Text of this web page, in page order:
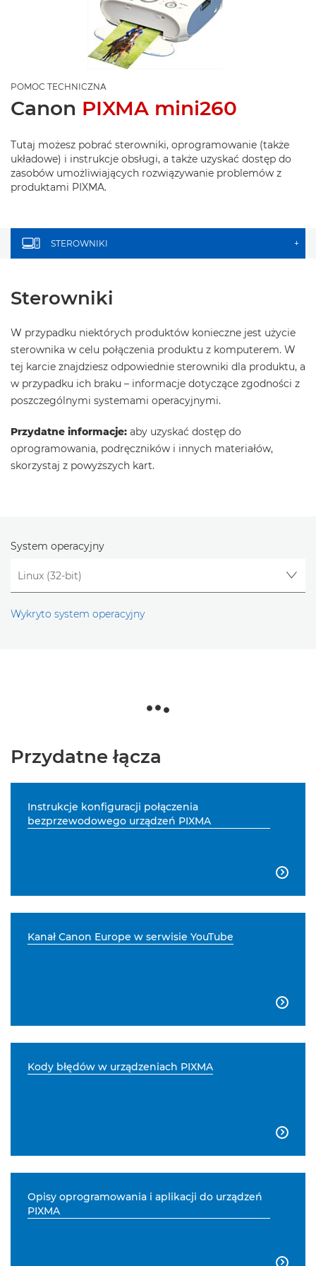
POMOC TECHNICZNA
Canon PIXMA mini260
Tutaj możesz pobrać sterowniki, oprogramowanie (także
układowe) i instrukcje obsługi, a także uzyskać dostęp do
zasobów umożliwiających rozwiązywanie problemów z
produktami PIXMA.
STEROWNIKI +
Sterowniki
W przypadku niektórych produktów konieczne jest użycie
sterownika w celu połączenia produktu z komputerem. W
tej karcie znajdziesz odpowiednie sterowniki dla produktu, a
w przypadku ich braku – informacje dotyczące zgodności z
poszczególnymi systemami operacyjnymi.
Przydatne informacje: aby uzyskać dostęp do
oprogramowania, podręczników i innych materiałów,
skorzystaj z powyższych kart.
System operacyjny
Wykryto system operacyjny
Przydatne łącza
Instrukcje konfiguracji połączenia
bezprzewodowego urządzeń PIXMA

Kanał Canon Europe w serwisie YouTube

Kody błędów w urządzeniach PIXMA

Opisy oprogramowania i aplikacji do urządzeń
PIXMA
